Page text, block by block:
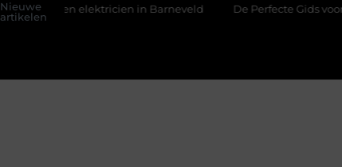
Nieuwe
artikelen
elektricien in Barneveld De Perfecte Gids voor